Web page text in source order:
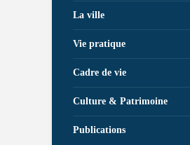
La ville
Vie pratique
Cadre de vie
Culture & Patrimoine
Publications